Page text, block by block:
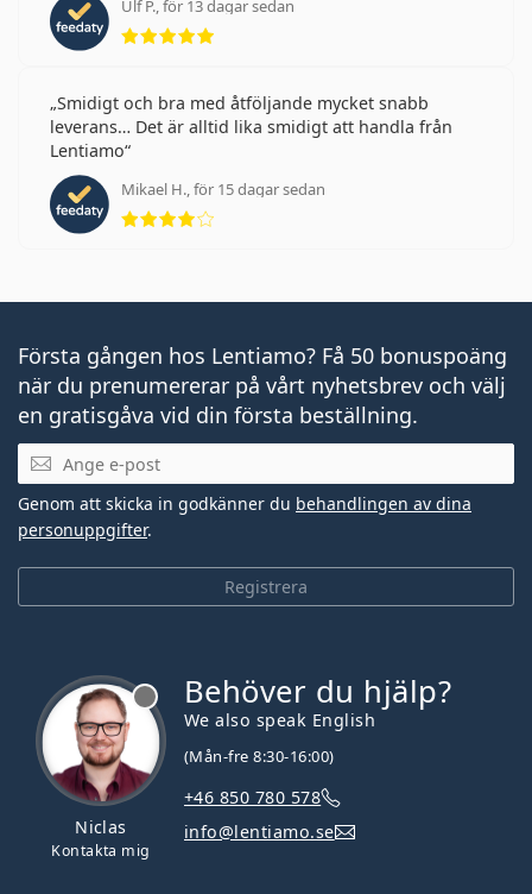
Ulf P., för 13 dagar sedan
Betyg 5 av 5
Smidigt och bra med åtföljande mycket snabb
leverans… Det är alltid lika smidigt att handla från
Lentiamo
Mikael H., för 15 dagar sedan
Betyg 4 av 5
Första gången hos Lentiamo? Få 50 bonuspoäng
när du prenumererar på vårt nyhetsbrev och välj
en gratisgåva vid din första beställning.
Mejladress
Registrera
Genom att skicka in godkänner du behandlingen av dina
personuppgifter.
Niclas
Kontakta mig
Behöver du hjälp?
We also speak English
(Mån-fre 8:30-16:00)
+46 850 780 578
info@lentiamo.se